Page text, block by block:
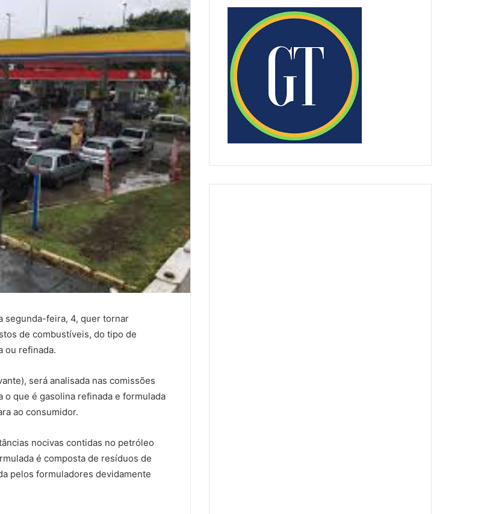
segunda-feira, 4, quer tornar
de combustíveis, do tipo de
ou refinada.
será analisada nas comissões
o que é gasolina refinada e formulada
ao consumidor.
nocivas contidas no petróleo
é composta de resíduos de
pelos formuladores devidamente